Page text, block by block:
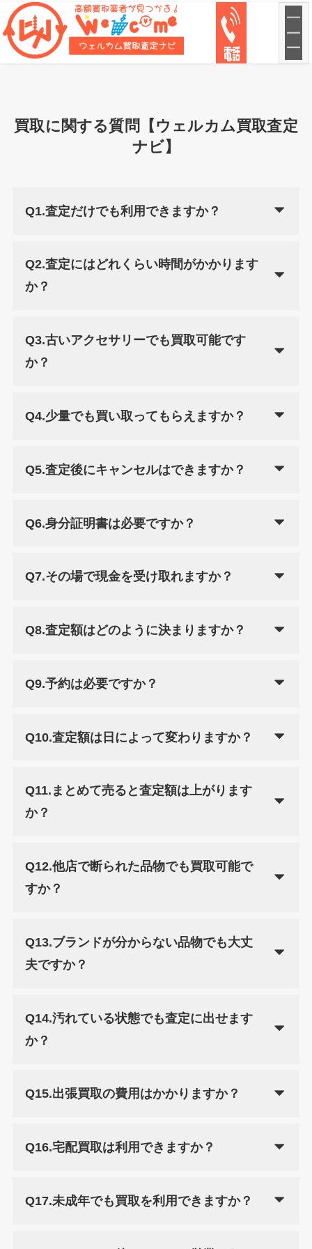
買取に関する質問【ウェルカム買取査定
ナビ】
Q1.査定だけでも利用できますか？
Q2.査定にはどれくらい時間がかかります
か？
Q3.古いアクセサリーでも買取可能です
か？
Q4.少量でも買い取ってもらえますか？
Q5.査定後にキャンセルはできますか？
Q6.身分証明書は必要ですか？
Q7.その場で現金を受け取れますか？
Q8.査定額はどのように決まりますか？
Q9.予約は必要ですか？
Q10.査定額は日によって変わりますか？
Q11.まとめて売ると査定額は上がります
か？
Q12.他店で断られた品物でも買取可能で
すか？
Q13.ブランドが分からない品物でも大丈
夫ですか？
Q14.汚れている状態でも査定に出せます
か？
Q15.出張買取の費用はかかりますか？
Q16.宅配買取は利用できますか？
Q17.未成年でも買取を利用できますか？